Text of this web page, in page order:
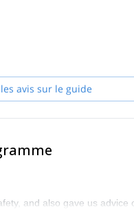
de ce que je fais, c'est
avis sur le guide
and also gave us